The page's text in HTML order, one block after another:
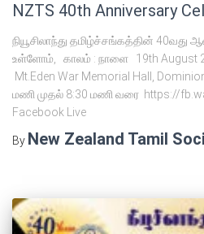
NZTS 40th Anniversary
நியூசிலாந்து தமிழ்ச்சங்கத்தின்
உள்ளோம், காலம் : நாளை 19th
Mt.Eden War Memorial Hall,
மணி முதல் 8:30 மணி வரை https://
Facebook Live
By New Zealand Tamil